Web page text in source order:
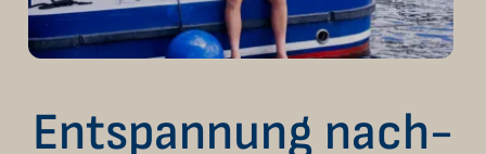
Entspannung nach-